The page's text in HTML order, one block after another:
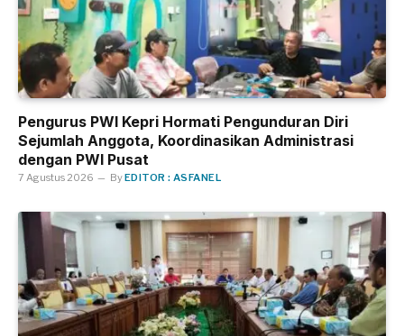
Pengurus PWI Kepri Hormati Pengunduran Diri
Sejumlah Anggota, Koordinasikan Administrasi
dengan PWI Pusat
7 Agustus 2026 ByEDITOR : ASFANEL